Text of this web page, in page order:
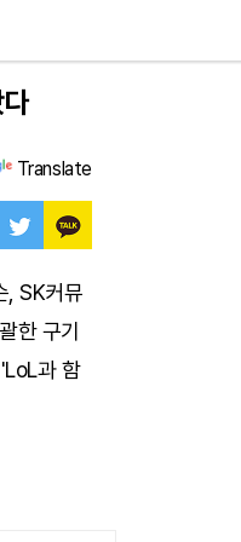
Translate
, SK커뮤
한 구기
과 함